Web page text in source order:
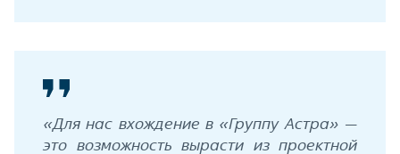
«Для нас вхождение в «Группу Астра» —
это возможность вырасти из проектной